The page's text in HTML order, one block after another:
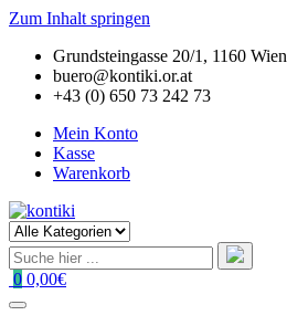
Zum Inhalt springen
Grundsteingasse 20/1, 1160 Wien
buero@kontiki.or.at
+43 (0) 650 73 242 73
Mein Konto
Kasse
Warenkorb
0 0,00€